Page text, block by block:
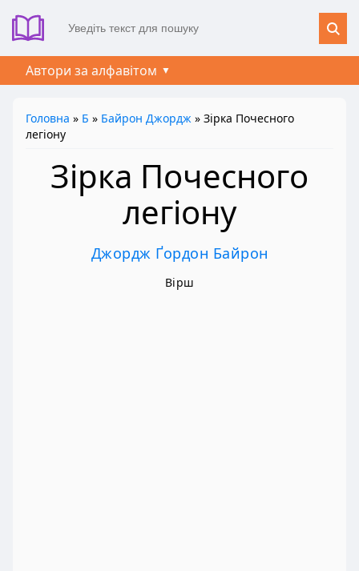
Автори за алфавітом
Головна » Б » Байрон Джордж » Зірка Почесного
легіону
Зірка Почесного
легіону
Джордж Ґордон Байрон
Вірш